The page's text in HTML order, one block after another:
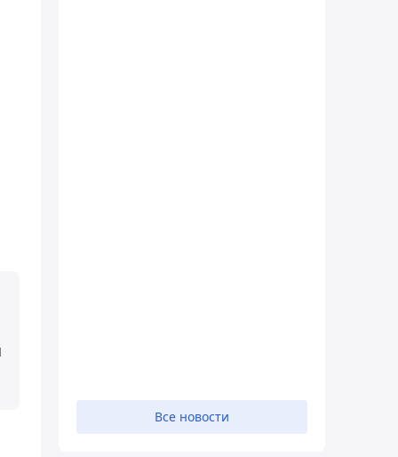
Все новости